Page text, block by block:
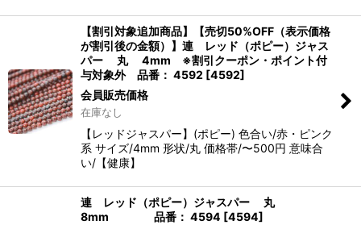
【割引対象追加商品】【売切50%OFF（表示価格
が割引後の金額）】連 レッド（ポピー）ジャス
パー 丸 4mm ※割引クーポン・ポイント付
与対象外 品番： 4592 [4592]
会員販売価格
在庫なし
【レッドジャスパー】(ポピー) 色合い/赤・ピンク
系 サイズ/4mm 形状/丸 価格帯/〜500円 意味合
い/【健康】
連 レッド（ポピー）ジャスパー 丸
8mm 品番： 4594 [4594]